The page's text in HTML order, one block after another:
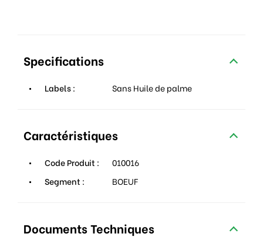
Specifications
Labels : Sans Huile de palme
Caractéristiques
Code Produit :
010016
Segment :
BOEUF
Documents Techniques